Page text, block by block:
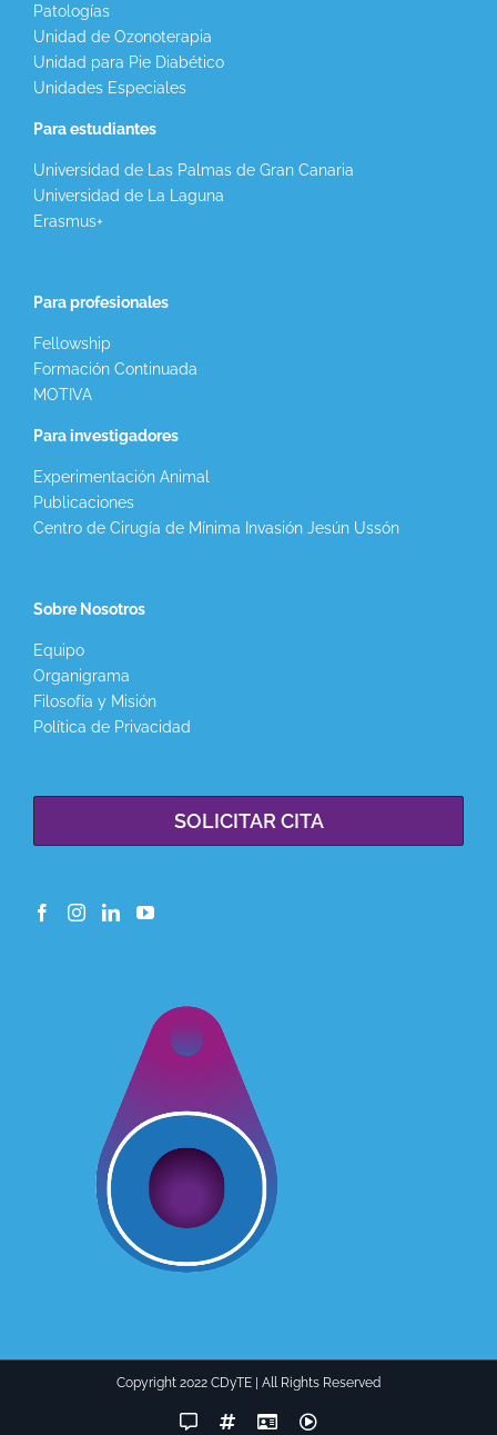
Patologías
Unidad de Ozonoterapia
Unidad para Pie Diabético
Unidades Especiales
Para estudiantes
Universidad de Las Palmas de Gran Canaria
Universidad de La Laguna
Erasmus+
Para profesionales
Fellowship
Formación Continuada
MOTIVA
Para investigadores
Experimentación Animal
Publicaciones
Centro de Cirugía de Mínima Invasión Jesún Ussón
Sobre Nosotros
Equipo
Organigrama
Filosofía y Misión
Política de Privacidad
SOLICITAR CITA
Copyright 2022 CDyTE | All Rights Reserved
FacebookInstagram
LinkedInYouTube